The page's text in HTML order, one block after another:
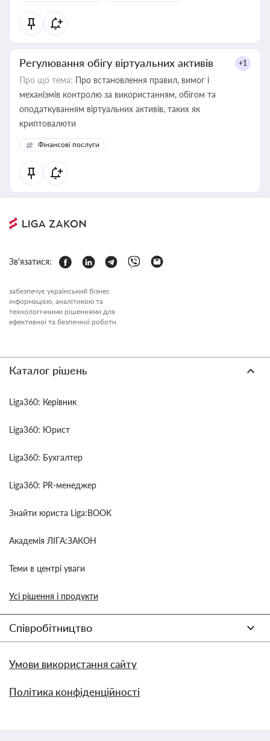
Регулювання обігу віртуальних активів +1
Про що тема: Про встановлення правил, вимог і
механізмів контролю за використанням, обігом та
оподаткуванням віртуальних активів, таких як
криптовалюти
Фінансові послуги
Зв'язатися:
забезпечує український бізнес
інформацією, аналітикою та
технологічними рішеннями для
ефективної та безпечної роботи.
Каталог рішень
Liga360: Керівник
Liga360: Юрист
Liga360: Бухгалтер
Liga360: PR-менеджер
Знайти юриста Liga:BOOK
Академія ЛІГА:ЗАКОН
Теми в центрі уваги
Усі рішення і продукти
Співробітництво
Умови використання сайту
Політика конфіденційності